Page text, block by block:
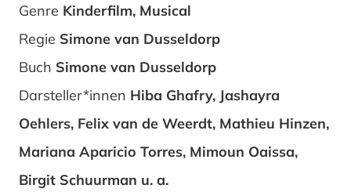
Genre Kinderfilm, Musical
Regie Simone van Dusseldorp
Buch Simone van Dusseldorp
Darsteller*innen Hiba Ghafry, Jashayra
Oehlers, Felix van de Weerdt, Mathieu Hinzen,
Mariana Aparicio Torres, Mimoun Oaissa,
Birgit Schuurman u. a.